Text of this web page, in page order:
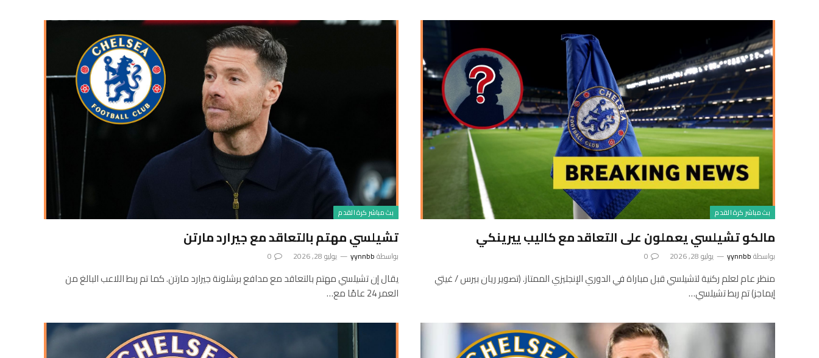
بث مباشر كرة القدم
مالكو تشيلسي يعملون على التعاقد مع كاليب ييرينكي
بواسطةyynnbb يوليو 28, 2026 0
منظر عام لعلم ركنية لتشيلسي قبل مباراة في الدوري الإنجليزي الممتاز. (تصوير ريان بيرس / غيتي
إيماجز) تم ربط تشيلسي…
بث مباشر كرة القدم
تشيلسي مهتم بالتعاقد مع جيرارد مارتن
بواسطةyynnbb يوليو 28, 2026 0
يقال إن تشيلسي مهتم بالتعاقد مع مدافع برشلونة جيرارد مارتن. كما تم ربط اللاعب البالغ من
العمر 24 عامًا مع…